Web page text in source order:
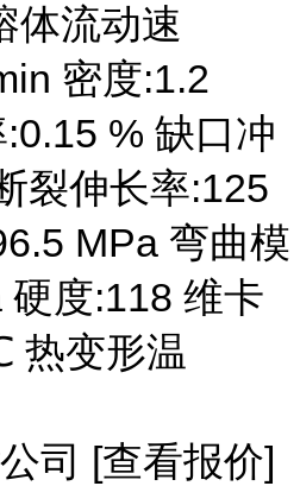
体流动速
密度:1.2
% 缺口冲
裂伸长率:125
MPa 弯曲模
度:118 维卡
热变形温
司 [查看报价]